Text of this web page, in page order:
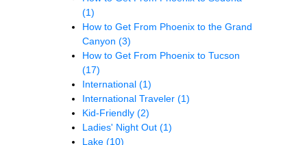
(1)
How to Get From Phoenix to the Grand
Canyon (3)
How to Get From Phoenix to Tucson
(17)
International (1)
International Traveler (1)
Kid-Friendly (2)
Ladies' Night Out (1)
Lake (10)